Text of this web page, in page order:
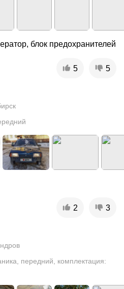
блок предохранителей
5 5
2 3
передний
комплектация: